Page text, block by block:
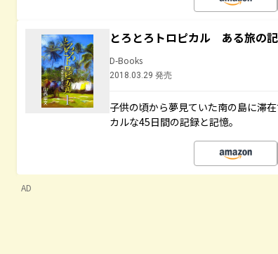
とろとろトロピカル ある旅の
D-Books
2018.03.29 発売
子供の頃から夢見ていた南の島に滞
カルな45日間の記録と記憶。
AD